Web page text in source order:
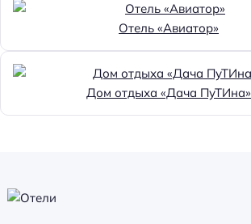
Отель «Авиатор»
Дом отдыха «Дача ПуТИна»